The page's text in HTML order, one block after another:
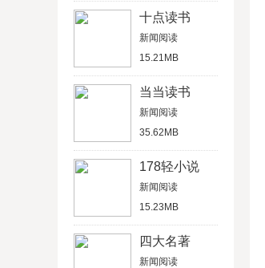
十点读书
新闻阅读
15.21MB
当当读书
新闻阅读
35.62MB
178轻小说
新闻阅读
15.23MB
四大名著
新闻阅读